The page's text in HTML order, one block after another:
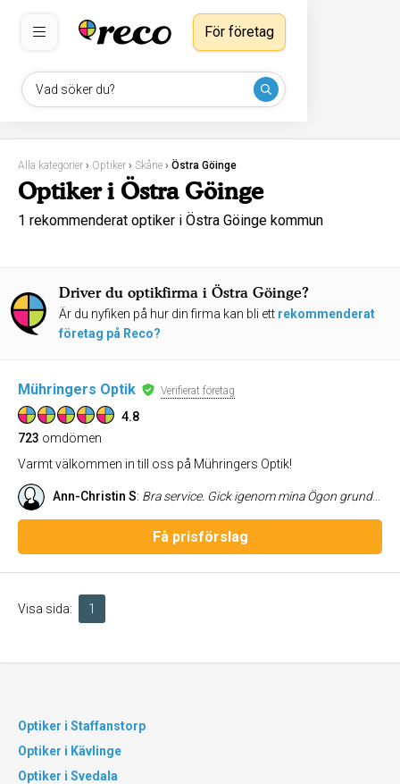
Vad söker du?
För företag
Alla kategorier › Optiker › Skåne › Östra Göinge
Optiker i Östra Göinge
1 rekommenderat optiker i Östra Göinge kommun
Driver du optikfirma i Östra Göinge?
Är du nyfiken på hur din firma kan bli ett rekommenderat
företag på Reco?
Mühringers Optik Verifierat företag
4.8
723 omdömen
Varmt välkommen in till oss på Mühringers Optik!
Ann-Christin S: Bra service. Gick igenom mina Ögon grundligt. Fick en remiss till ögonkliniken
Få prisförslag
Visa sida: 1
Optiker i Staffanstorp
Optiker i Kävlinge
Optiker i Svedala